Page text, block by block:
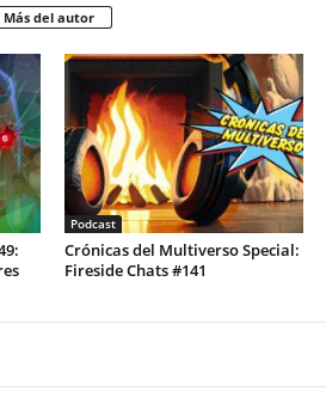
Más del autor
Podcast
Crónicas del Multiverso Special:
Fireside Chats #141